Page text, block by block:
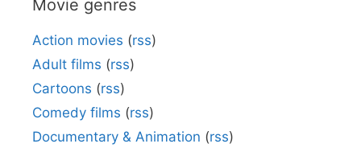
Movie genres
Action movies (rss)
Adult films (rss)
Cartoons (rss)
Comedy films (rss)
Documentary & Animation (rss)